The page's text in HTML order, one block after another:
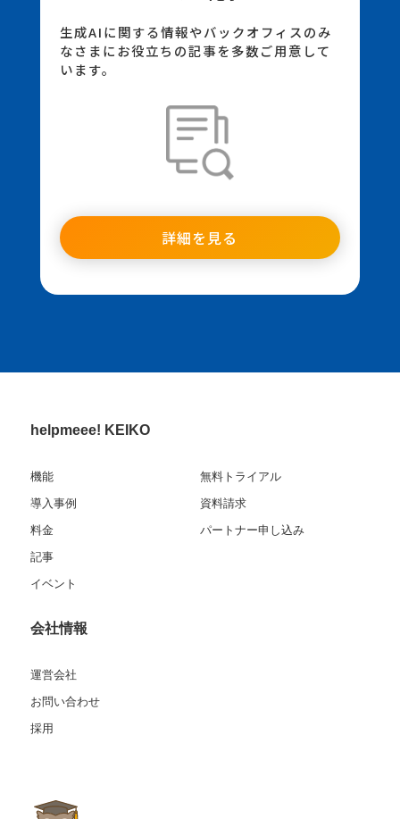
生成AIに関する情報やバックオフィスのみ
なさまにお役立ちの記事を多数ご用意して
います。
詳細を見る
helpmeee! KEIKO
機能
導入事例
料金
記事
イベント
無料トライアル
資料請求
パートナー申し込み
会社情報
運営会社
お問い合わせ
採用